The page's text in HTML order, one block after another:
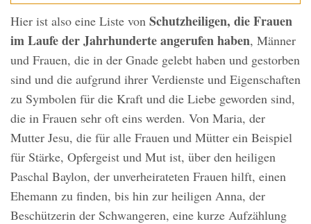
Hier ist also eine Liste von Schutzheiligen, die Frauen
im Laufe der Jahrhunderte angerufen haben, Männer
und Frauen, die in der Gnade gelebt haben und gestorben
sind und die aufgrund ihrer Verdienste und Eigenschaften
zu Symbolen für die Kraft und die Liebe geworden sind,
die in Frauen sehr oft eins werden. Von Maria, der
Mutter Jesu, die für alle Frauen und Mütter ein Beispiel
für Stärke, Opfergeist und Mut ist, über den heiligen
Paschal Baylon, der unverheirateten Frauen hilft, einen
Ehemann zu finden, bis hin zur heiligen Anna, der
Beschützerin der Schwangeren, eine kurze Aufzählung